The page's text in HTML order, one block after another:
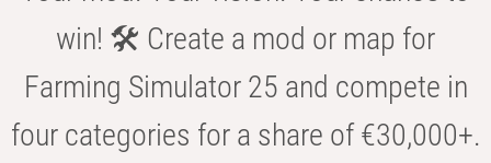
win! 🛠️ Create a mod or map for
Farming Simulator 25 and compete in
four categories for a share of €30,000+.